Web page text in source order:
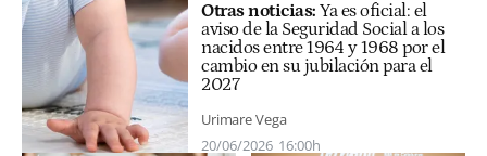
Otras noticias: Ya es oficial: el
aviso de la Seguridad Social a los
nacidos entre 1964 y 1968 por el
cambio en su jubilación para el
2027
Urimare Vega
20/06/2026 16:00h